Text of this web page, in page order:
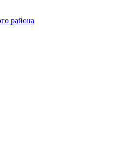
района